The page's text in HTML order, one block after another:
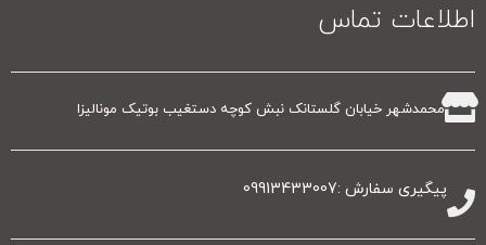
اطلاعات تماس
محمدشهر خیابان گلستانک نبش کوچه دستغیب بوتیک مونالیزا
پیگیری سفارش :09913433007